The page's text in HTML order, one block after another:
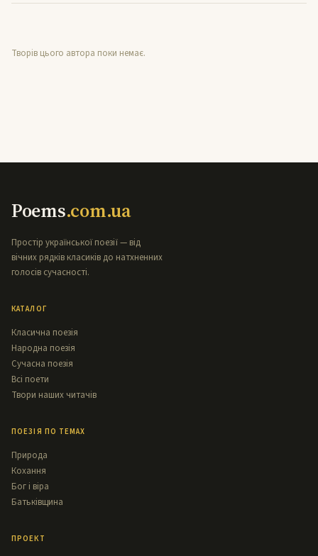
Творів цього автора поки немає.
Poems.com.ua
Простір української поезії — від
вічних рядків класиків до натхненних
голосів сучасності.
КАТАЛОГ
Класична поезія
Народна поезія
Сучасна поезія
Всі поети
Твори наших читачів
ПОЕЗІЯ ПО ТЕМАХ
Природа
Кохання
Бог і віра
Батьківщина
ПРОЕКТ